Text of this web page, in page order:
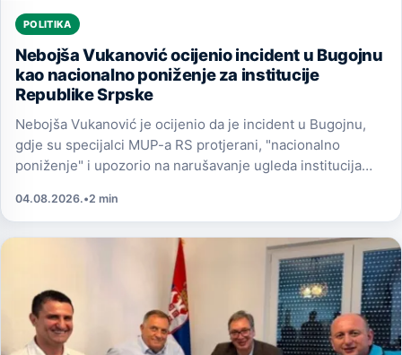
POLITIKA
Nebojša Vukanović ocijenio incident u Bugojnu
kao nacionalno poniženje za institucije
Republike Srpske
Nebojša Vukanović je ocijenio da je incident u Bugojnu,
gdje su specijalci MUP-a RS protjerani, "nacionalno
poniženje" i upozorio na narušavanje ugleda institucija
04.08.2026.•2 min